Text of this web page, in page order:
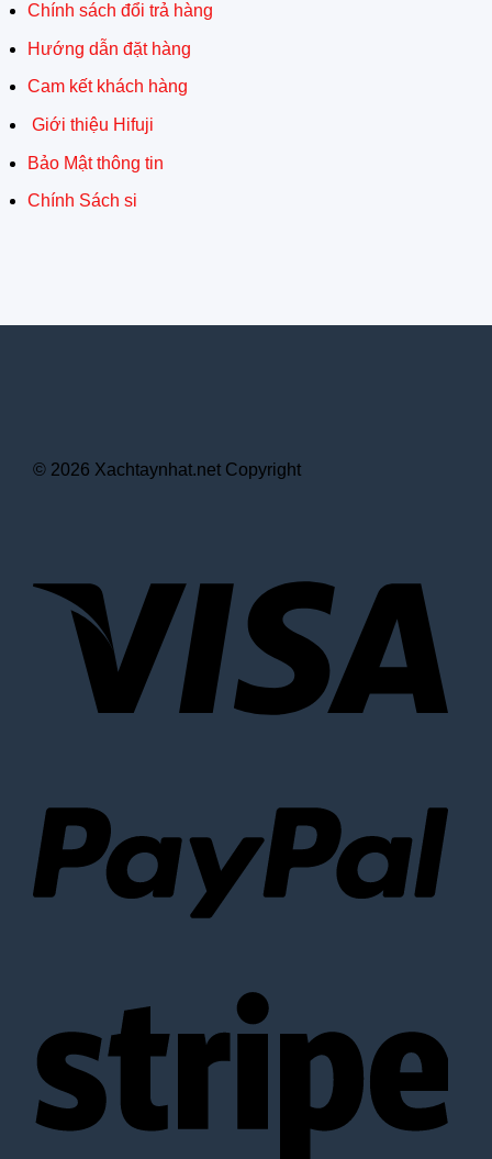
Chính sách đổi trả hàng
Hướng dẫn đặt hàng
Cam kết khách hàng
Giới thiệu Hifuji
Bảo Mật thông tin
Chính Sách si
© 2026 Xachtaynhat.net Copyright